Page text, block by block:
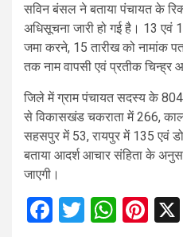
सविन बंसल ने बताया पंचायत के
अधिसूचना जारी हो गई है। 13 एवं
जमा करने, 15 तारीख को नामांक
तक नाम वापसी एवं प्रतीक चिन्ह्र
जिले में ग्राम पंचायत सदस्य के
से विकासखंड चकराता में 266,
सहसपुर में 53, रायपुर में 135 एवं
बताया आदर्श आचार संहिता के
जाएगी।
Facebook
Twitter